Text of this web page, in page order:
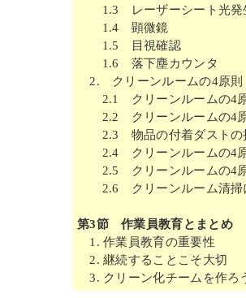
1.3 レーザーシート光発
1.4 顕微鏡
1.5 目視確認
1.6 落下塵カウンタ
2. クリーンルームの4原則
2.1 クリーンルームの4原
2.2 クリーンルームの4原
2.3 物品の付着ダストの
2.4 クリーンルームの4原
2.5 クリーンルームの4原
2.6 クリーンルーム清掃
第3節 作業員教育とまとめ
1. 作業員教育の重要性
2. 継続することこそ大切
3. クリーン化チームを作ろ